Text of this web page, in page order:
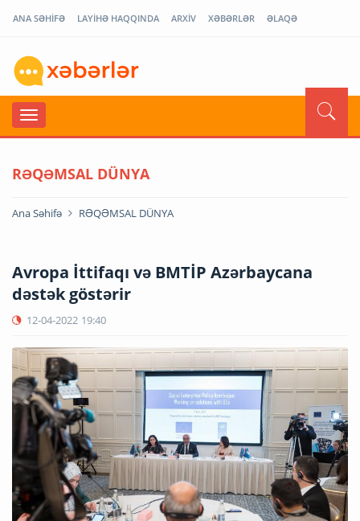
ANA SƏHİFƏ LAYİHƏ HAQQINDA ARXİV XƏBƏRLƏR ƏLAQƏ
RƏQƏMSAL DÜNYA
Ana Səhifə RƏQƏMSAL DÜNYA
Avropa İttifaqı və BMTİP Azərbaycana
dəstək göstərir
12-04-2022 19:40